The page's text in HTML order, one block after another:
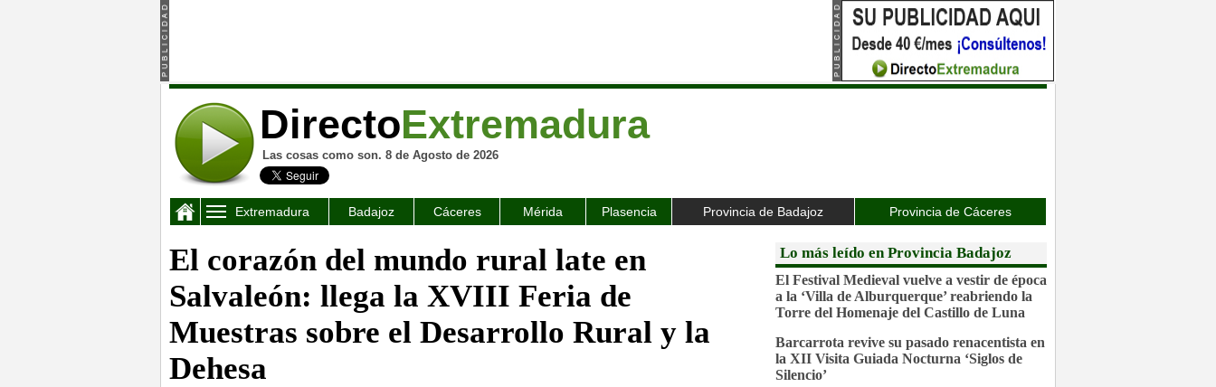
DirectoExtremadura
Las cosas como son. 8 de Agosto de 2026
Extremadura Badajoz Cáceres Mérida Plasencia Provincia de Badajoz Provincia de Cáceres
El corazón del mundo rural late en
Salvaleón: llega la XVIII Feria de
Muestras sobre el Desarrollo Rural y la
Dehesa
Lo más leído en Provincia Badajoz
El Festival Medieval vuelve a vestir de época
a la ‘Villa de Alburquerque’ reabriendo la
Torre del Homenaje del Castillo de Luna
Barcarrota revive su pasado renacentista en
la XII Visita Guiada Nocturna ‘Siglos de
Silencio’